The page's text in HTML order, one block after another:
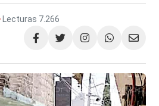
Lecturas 7.266
Compartir